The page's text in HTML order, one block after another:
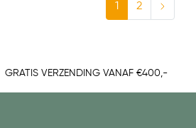
1 2
GRATIS VERZENDING VANAF €400,-